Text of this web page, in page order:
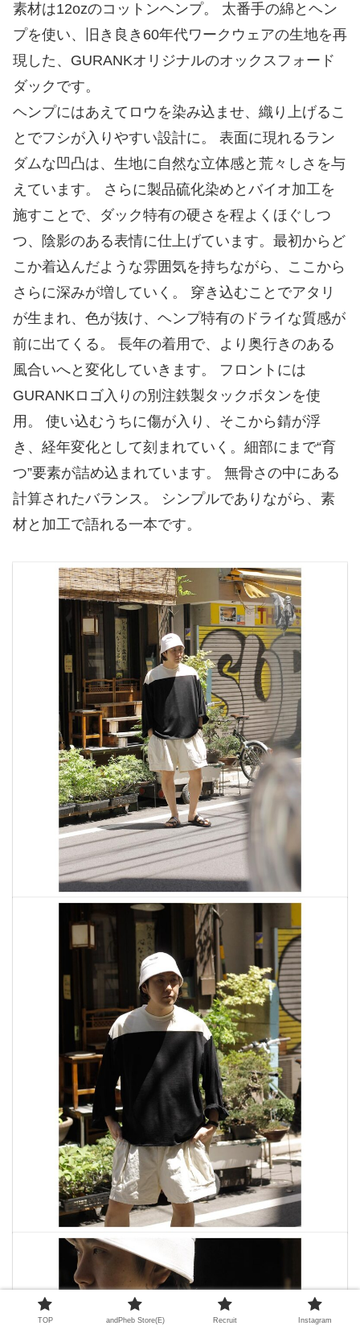
素材は12ozのコットンヘンプ。 太番手の綿とヘン
プを使い、旧き良き60年代ワークウェアの生地を再
現した、GURANKオリジナルのオックスフォード
ダックです。
ヘンプにはあえてロウを染み込ませ、織り上げるこ
とでフシが入りやすい設計に。 表面に現れるラン
ダムな凹凸は、生地に自然な立体感と荒々しさを与
えています。 さらに製品硫化染めとバイオ加工を
施すことで、ダック特有の硬さを程よくほぐしつ
つ、陰影のある表情に仕上げています。最初からど
こか着込んだような雰囲気を持ちながら、ここから
さらに深みが増していく。 穿き込むことでアタリ
が生まれ、色が抜け、ヘンプ特有のドライな質感が
前に出てくる。 長年の着用で、より奥行きのある
風合いへと変化していきます。 フロントには
GURANKロゴ入りの別注鉄製タックボタンを使
用。 使い込むうちに傷が入り、そこから錆が浮
き、経年変化として刻まれていく。細部にまで“育
つ”要素が詰め込まれています。 無骨さの中にある
計算されたバランス。 シンプルでありながら、素
材と加工で語れる一本です。
TOP andPheb Store(E) Recruit Instagram